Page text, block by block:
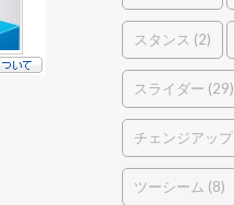
スタンス (2)
スライダー (29)
チェンジアップ
ツーシーム (8)